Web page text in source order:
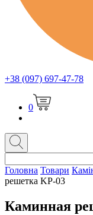
+38 (097) 697-47-78
0
Головна Товари
решетка KP-03
Каминная